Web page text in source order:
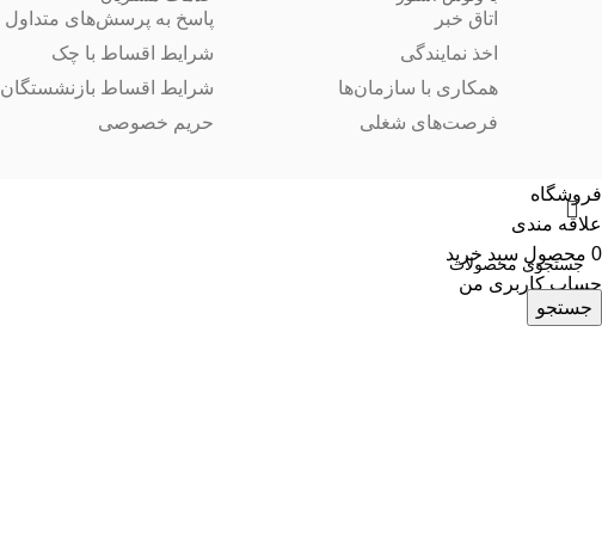
اتاق خبر
اخذ نمایندگی
همکاری با سازمان‌ها
فرصت‌های شغلی
پاسخ به پرسش‌های متداول
شرایط اقساط با چک
شرایط اقساط بازنشستگان
حریم خصوصی
جستجو
فروشگاه
علاقه مندی
0 محصول سبد خرید
حساب کاربری من